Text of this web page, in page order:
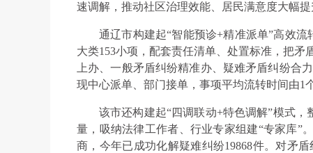
速调解，推动社区治理效能、居民满意度大幅提
通辽市构建起“智能预诊+精准派单”高效
大类153小项，配套责任清单、处置标准，把矛
上办、一般矛盾纠纷精准办、疑难矛盾纠纷合
现中心派单、部门接单，事项平均流转时间由1
该市还构建起“四调联动+特色调解”模式
量，吸纳法律工作者、行业专家组建“专家库”
商，今年已成功化解疑难纠纷19868件。对矛